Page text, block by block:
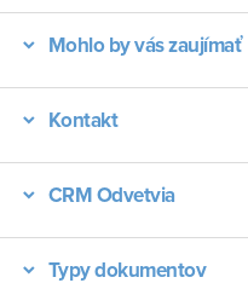
Mohlo by vás zaujímať
Kontakt
CRM Odvetvia
Typy dokumentov